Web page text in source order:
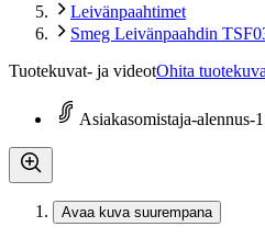
Leivänpaahtimet
Smeg Leivänpaahdin
Tuotekuvat- ja videotOhita tuotekuva
Asiakasomistaja-alennus-
Avaa kuva suurempana